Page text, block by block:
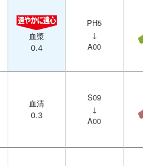
血漿
0.4
PH5
↓
A00
血清
0.3
S09
↓
A00
血漿
0.4
PH5
↓
A00
血清
0.3
S09
↓
A00